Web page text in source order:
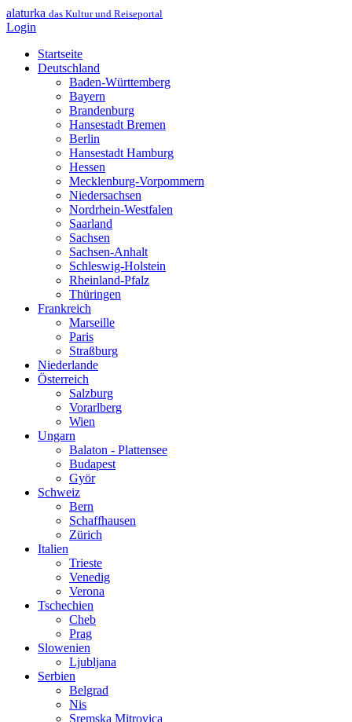
alaturka das Kultur und Reiseportal
Login
Startseite
Deutschland
Baden-Württemberg
Bayern
Brandenburg
Hansestadt Bremen
Berlin
Hansestadt Hamburg
Hessen
Mecklenburg-Vorpommern
Niedersachsen
Nordrhein-Westfalen
Saarland
Sachsen
Sachsen-Anhalt
Schleswig-Holstein
Rheinland-Pfalz
Thüringen
Frankreich
Marseille
Paris
Straßburg
Niederlande
Österreich
Salzburg
Vorarlberg
Wien
Ungarn
Balaton - Plattensee
Budapest
Györ
Schweiz
Bern
Schaffhausen
Zürich
Italien
Trieste
Venedig
Verona
Tschechien
Cheb
Prag
Slowenien
Ljubljana
Serbien
Belgrad
Nis
Sremska Mitrovica